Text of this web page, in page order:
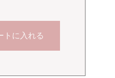
トに入れる